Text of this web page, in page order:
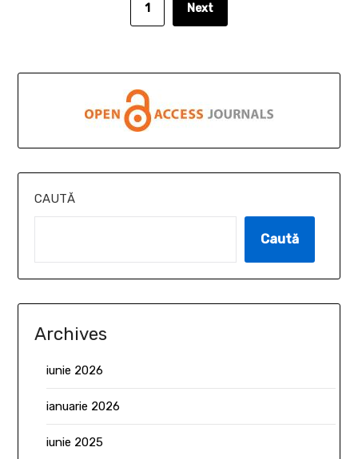
1 Next
CAUTĂ
Caută
Archives
iunie 2026
ianuarie 2026
iunie 2025